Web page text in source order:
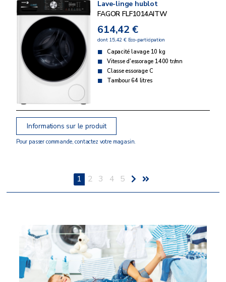
Lave-linge hublot
FAGOR FLF1014AITW
614,42 €
dont 15,42 € Eco-participation
Capacité lavage 10 kg
Vitesse d'essorage 1400 tr/mn
Classe essorage C
Tambour 64 litres
Informations sur le produit
Pour passer commande, contactez votre magasin.
1 2 3 4 5